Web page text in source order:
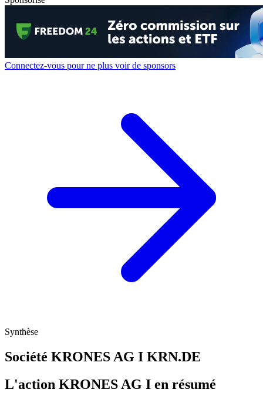
Connectez-vous pour ne plus voir de sponsors
Synthèse
Société KRONES AG I KRN.DE
L'action KRONES AG I en résumé